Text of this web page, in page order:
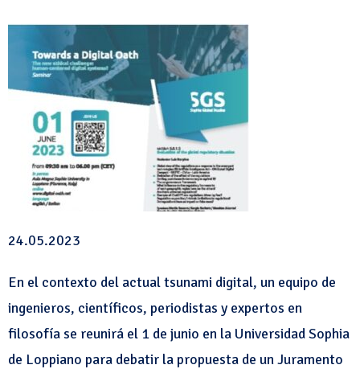
24.05.2023
En el contexto del actual tsunami digital, un equipo de
ingenieros, científicos, periodistas y expertos en
filosofía se reunirá el 1 de junio en la Universidad Sophia
de Loppiano para debatir la propuesta de un Juramento